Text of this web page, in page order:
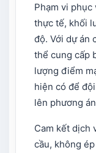
Phạm vi
thực tế, khối
độ. Với dự án
thể cung cấp
lượng điểm
hiện có để
lên phương
Cam kết dịch
cầu, không